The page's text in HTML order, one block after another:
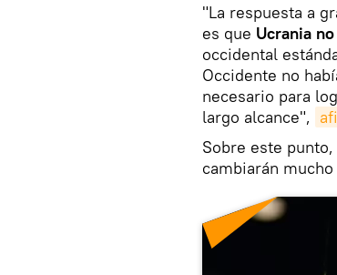
"La respuesta a
es que Ucrania no
occidental
Occidente no
necesario para
largo alcance",
Sobre este
cambiarán